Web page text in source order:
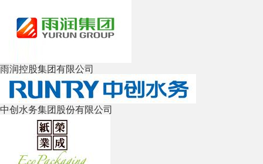
雨润控股集团有限公司
中创水务集团股份有限公司